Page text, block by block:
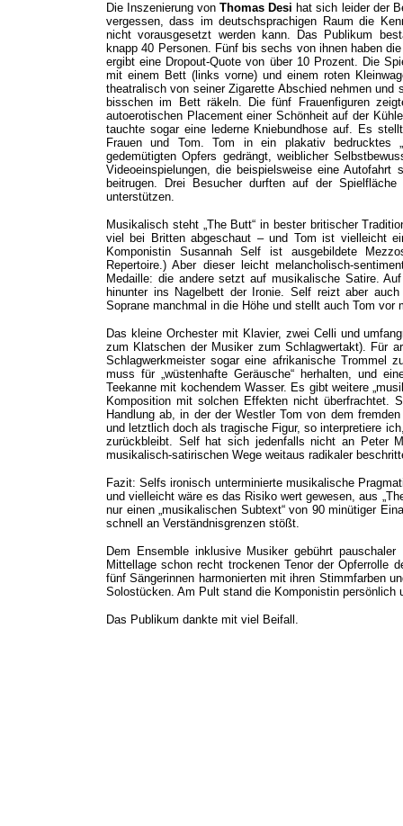
Die Inszenierung vonThomas Desi hat sich leider der
vergessen, dass im deutschsprachigen Raum die
nicht vorausgesetzt werden kann. Das Publikum
knapp 40 Personen. Fünf bis sechs von ihnen haben
ergibt eine Dropout-Quote von über 10 Prozent. Die
mit einem Bett (links vorne) und einem roten
theatralisch von seiner Zigarette Abschied nehmen
bisschen im Bett räkeln. Die fünf Frauenfiguren
autoerotischen Placement einer Schönheit auf der
tauchte sogar eine lederne Kniebundhose auf. Es
Frauen und Tom. Tom in ein plakativ bedrucktes
gedemütigten Opfers gedrängt, weiblicher
Videoeinspielungen, die beispielsweise eine
beitrugen. Drei Besucher durften auf der
unterstützen.
Musikalisch steht „The Butt“ in bester britischer
viel bei Britten abgeschaut – und Tom ist vielleicht
Komponistin Susannah Self ist ausgebildete
Repertoire.) Aber dieser leicht melancholisch-
Medaille: die andere setzt auf musikalische Satire.
hinunter ins Nagelbett der Ironie. Self reizt aber
Soprane manchmal in die Höhe und stellt auch Tom vor
Das kleine Orchester mit Klavier, zwei Celli und
zum Klatschen der Musiker zum Schlagwertakt). Für
Schlagwerkmeister sogar eine afrikanische Trommel
muss für „wüstenhafte Geräusche“ herhalten, und
Teekanne mit kochendem Wasser. Es gibt weitere
Komposition mit solchen Effekten nicht überfrachtet.
Handlung ab, in der der Westler Tom von dem
und letztlich doch als tragische Figur, so interpretiere
zurückbleibt. Self hat sich jedenfalls nicht an Peter
musikalisch-satirischen Wege weitaus radikaler
Fazit: Selfs ironisch unterminierte musikalische
und vielleicht wäre es das Risiko wert gewesen, aus
nur einen „musikalischen Subtext“ von 90 minütiger
schnell an Verständnisgrenzen stößt.
Dem Ensemble inklusive Musiker gebührt
Mittellage schon recht trockenen Tenor der Opferrolle
fünf Sängerinnen harmonierten mit ihren Stimmfarben
Solostücken. Am Pult stand die Komponistin persönlich
Das Publikum dankte mit viel Beifall.